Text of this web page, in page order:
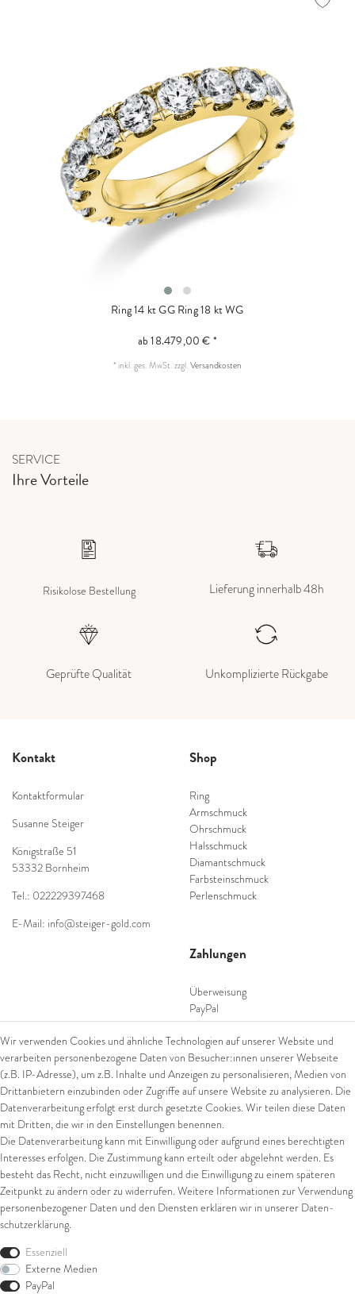
Ring 14 kt GGRing 18 kt WG
ab 18.479,00 € *
* inkl. ges. MwSt.zzgl.Versandkosten
SERVICE
Ihre Vorteile
Risikolose Bestellung Lieferung innerhalb 48h
Geprüfte Qualität Unkomplizierte Rückgabe
Kontakt
Kontaktformular
Susanne Steiger
Königstraße 51
53332 Bornheim
Tel.: 022229397468
E-Mail: info@steiger-gold.com
Shop
Ring
Armschmuck
Ohrschmuck
Halsschmuck
Diamantschmuck
Farbsteinschmuck
Perlenschmuck
Zahlungen
Überweisung
PayPal
SEPA Lastschrift
giropay
Kreditkarte
Versand
UPS
FedEx
Wir verwenden Cookies und ähnliche Technologien auf unserer Website und
verarbeiten personenbezogene Daten von Besucher:innen unserer Webseite
(z.B. IP-Adresse), um z.B. Inhalte und Anzeigen zu personalisieren, Medien von
Drittanbietern einzubinden oder Zugriffe auf unsere Website zu analysieren. Die
Datenverarbeitung erfolgt erst durch gesetzte Cookies. Wir teilen diese Daten
mit Dritten, die wir in den Einstellungen benennen.
Die Datenverarbeitung kann mit Einwilligung oder aufgrund eines berechtigten
Interesses erfolgen. Die Zustimmung kann erteilt oder abgelehnt werden. Es
besteht das Recht, nicht einzuwilligen und die Einwilligung zu einem späteren
Zeitpunkt zu ändern oder zu widerrufen. Weitere Informationen zur Verwendung
personenbezogener Daten und den Diensten erklären wir in unserer Daten­
schutz­erklärung.
Essenziell
Externe Medien
PayPal